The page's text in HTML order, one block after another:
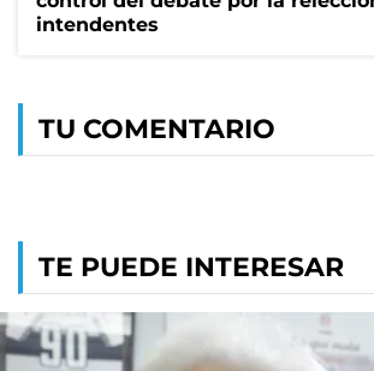
intendentes
TU COMENTARIO
TE PUEDE INTERESAR